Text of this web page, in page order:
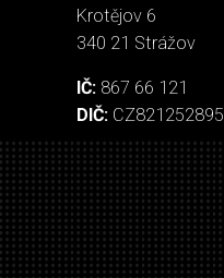
Krotějov 6
340 21 Strážov
IČ: 867 66 121
DIČ: CZ821252895